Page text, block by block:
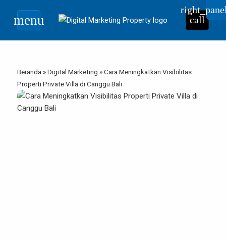
menu call
Beranda »Digital Marketing »Cara Meningkatkan Visibilitas
Properti Private Villa di Canggu Bali